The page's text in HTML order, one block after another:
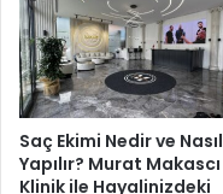
m
s
u
n
g
W
i
n
r
ü
M
a
h
a
l
l
Saç Ekimi Nedir ve Nasıl
Yapılır? Murat Makascı
Klinik ile Hayalinizdeki